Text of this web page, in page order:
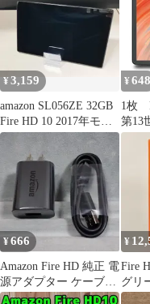
モコ
¥3,159
amazon SL056ZE 32GB
Fire HD 10 2017年モデ
ル 本体のみ（外箱な
¥ 648
1枚
第13
ム 指
¥666
Amazon Fire HD 純正 電
源アダプター ケーブル
セット 充電器
¥
Fire
グリ
(2024)